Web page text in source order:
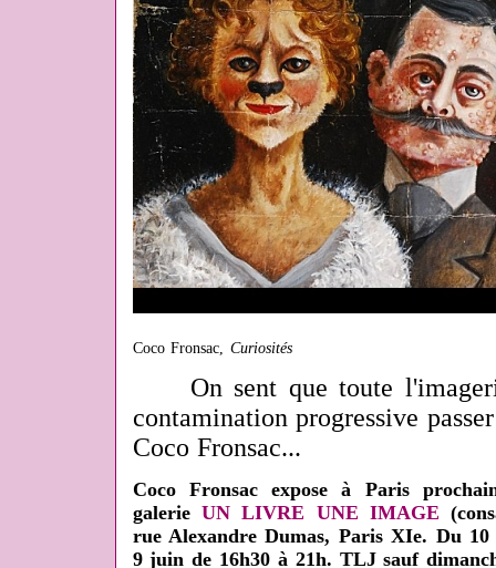
Coco Fronsac,Curiosités
On sent que toute
contamination progressive
Coco Fronsac...
Coco Fronsac expose à Paris
galerie UN LIVRE UNE IMAGE
rue Alexandre Dumas, Paris XIe. Du
9 juin de 16h30 à 21h. TLJ sauf